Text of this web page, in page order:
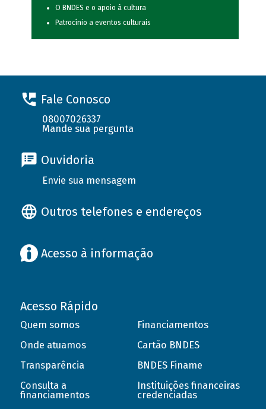
O BNDES e o apoio à cultura
Patrocínio a eventos culturais
Fale Conosco
08007026337
Mande sua pergunta
Ouvidoria
Envie sua mensagem
Outros telefones e endereços
Acesso à informação
Acesso Rápido
Quem somos
Onde atuamos
Transparência
Consulta a
financiamentos
Financiamentos
Cartão BNDES
BNDES Finame
Instituições financeiras
credenciadas